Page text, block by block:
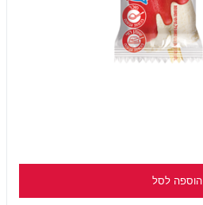
הוספה לסל